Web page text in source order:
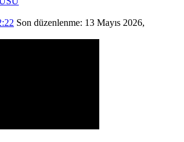
Son düzenlenme: 13 Mayıs 2026,